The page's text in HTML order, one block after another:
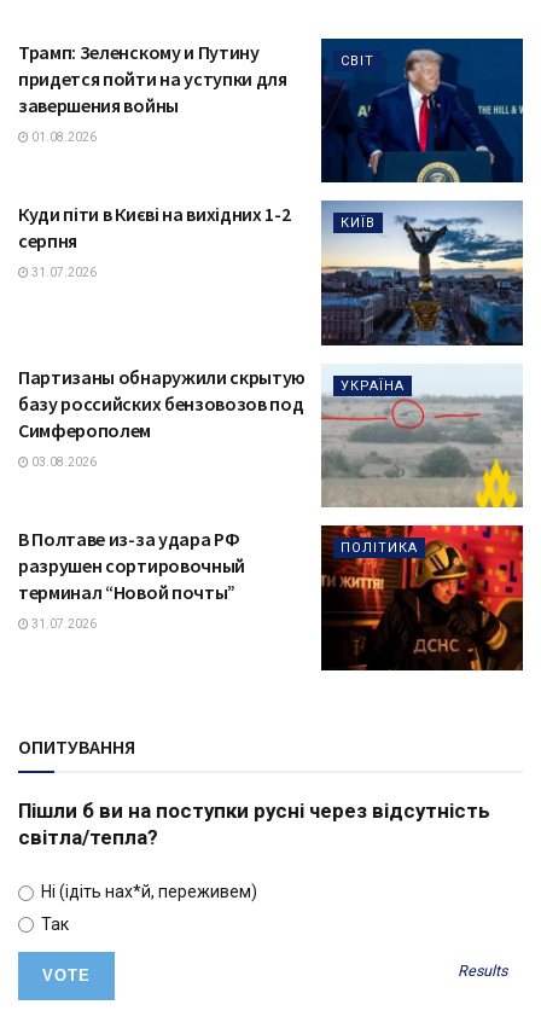
СВІТ
Трамп: Зеленскому и Путину
придется пойти на уступки для
завершения войны
01.08.2026
КИЇВ
Куди піти в Києві на вихідних 1-2
серпня
31.07.2026
УКРАЇНА
Партизаны обнаружили скрытую
базу российских бензовозов под
Симферополем
03.08.2026
ПОЛІТИКА
В Полтаве из-за удара РФ
разрушен сортировочный
терминал “Новой почты”
31.07.2026
ОПИТУВАННЯ
Пішли б ви на поступки русні через відсутність
світла/тепла?
Ні (ідіть нах*й, переживем)
Так
Results